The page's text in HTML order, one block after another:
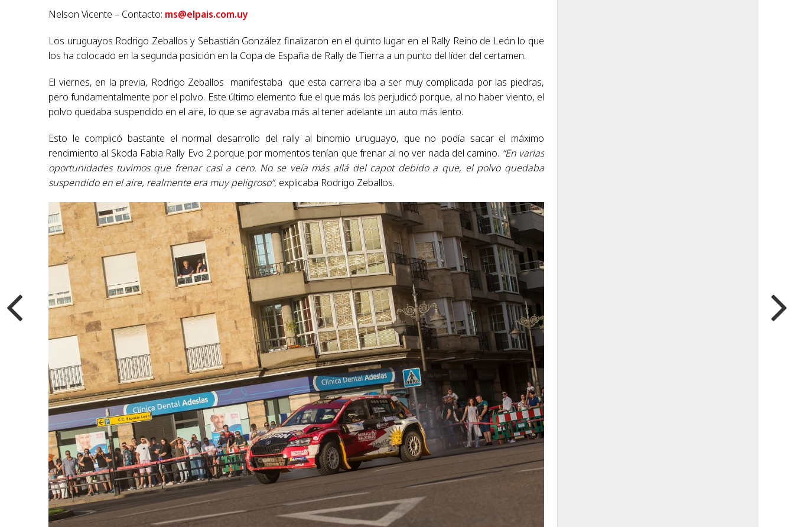
Nelson Vicente – Contacto: ms@elpais.com.uy
Los uruguayos Rodrigo Zeballos y Sebastián González finalizaron en el quinto lugar en el Rally Reino de León lo que
los ha colocado en la segunda posición en la Copa de España de Rally de Tierra a un punto del líder del certamen.
El viernes, en la previa, Rodrigo Zeballos manifestaba que esta carrera iba a ser muy complicada por las piedras,
pero fundamentalmente por el polvo. Este último elemento fue el que más los perjudicó porque, al no haber viento, el
polvo quedaba suspendido en el aire, lo que se agravaba más al tener adelante un auto más lento.
Esto le complicó bastante el normal desarrollo del rally al binomio uruguayo, que no podía sacar el máximo
rendimiento al Skoda Fabia Rally Evo 2 porque por momentos tenían que frenar al no ver nada del camino. “En varias
oportunidades tuvimos que frenar casi a cero. No se veía más allá del capot debido a que, el polvo quedaba
suspendido en el aire, realmente era muy peligroso”, explicaba Rodrigo Zeballos.